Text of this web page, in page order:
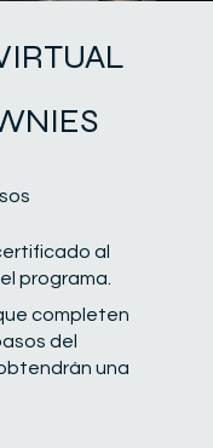
al
programa.
completen
del
una